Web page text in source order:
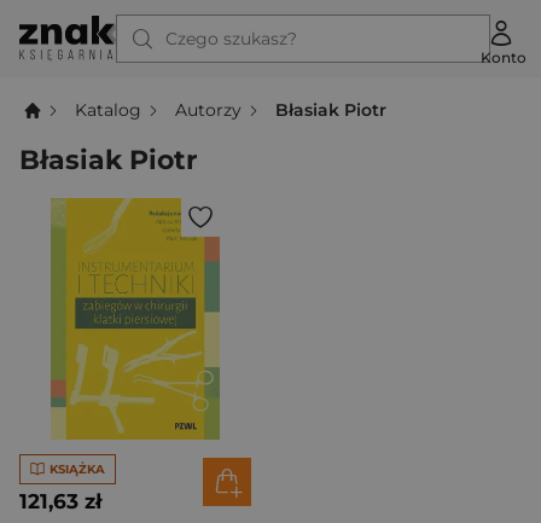
Czego szukasz?
Konto
Katalog Autorzy Błasiak Piotr
Błasiak Piotr
KSIĄŻKA
121,63 zł